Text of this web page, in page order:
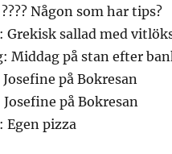
Någon som har tips?
Grekisk sallad med
Middag på stan efter
på Bokresan
på Bokresan
Egen pizza